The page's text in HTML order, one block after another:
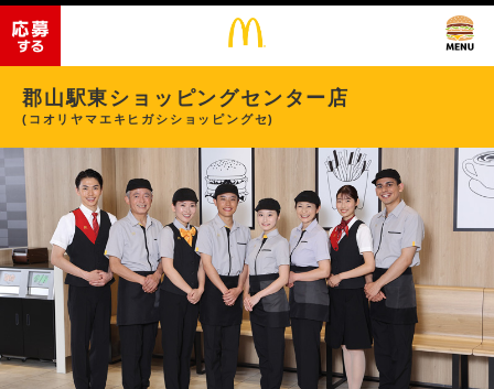
郡山駅東ショッピングセンター店
(コオリヤマエキヒガシショッピングセ)